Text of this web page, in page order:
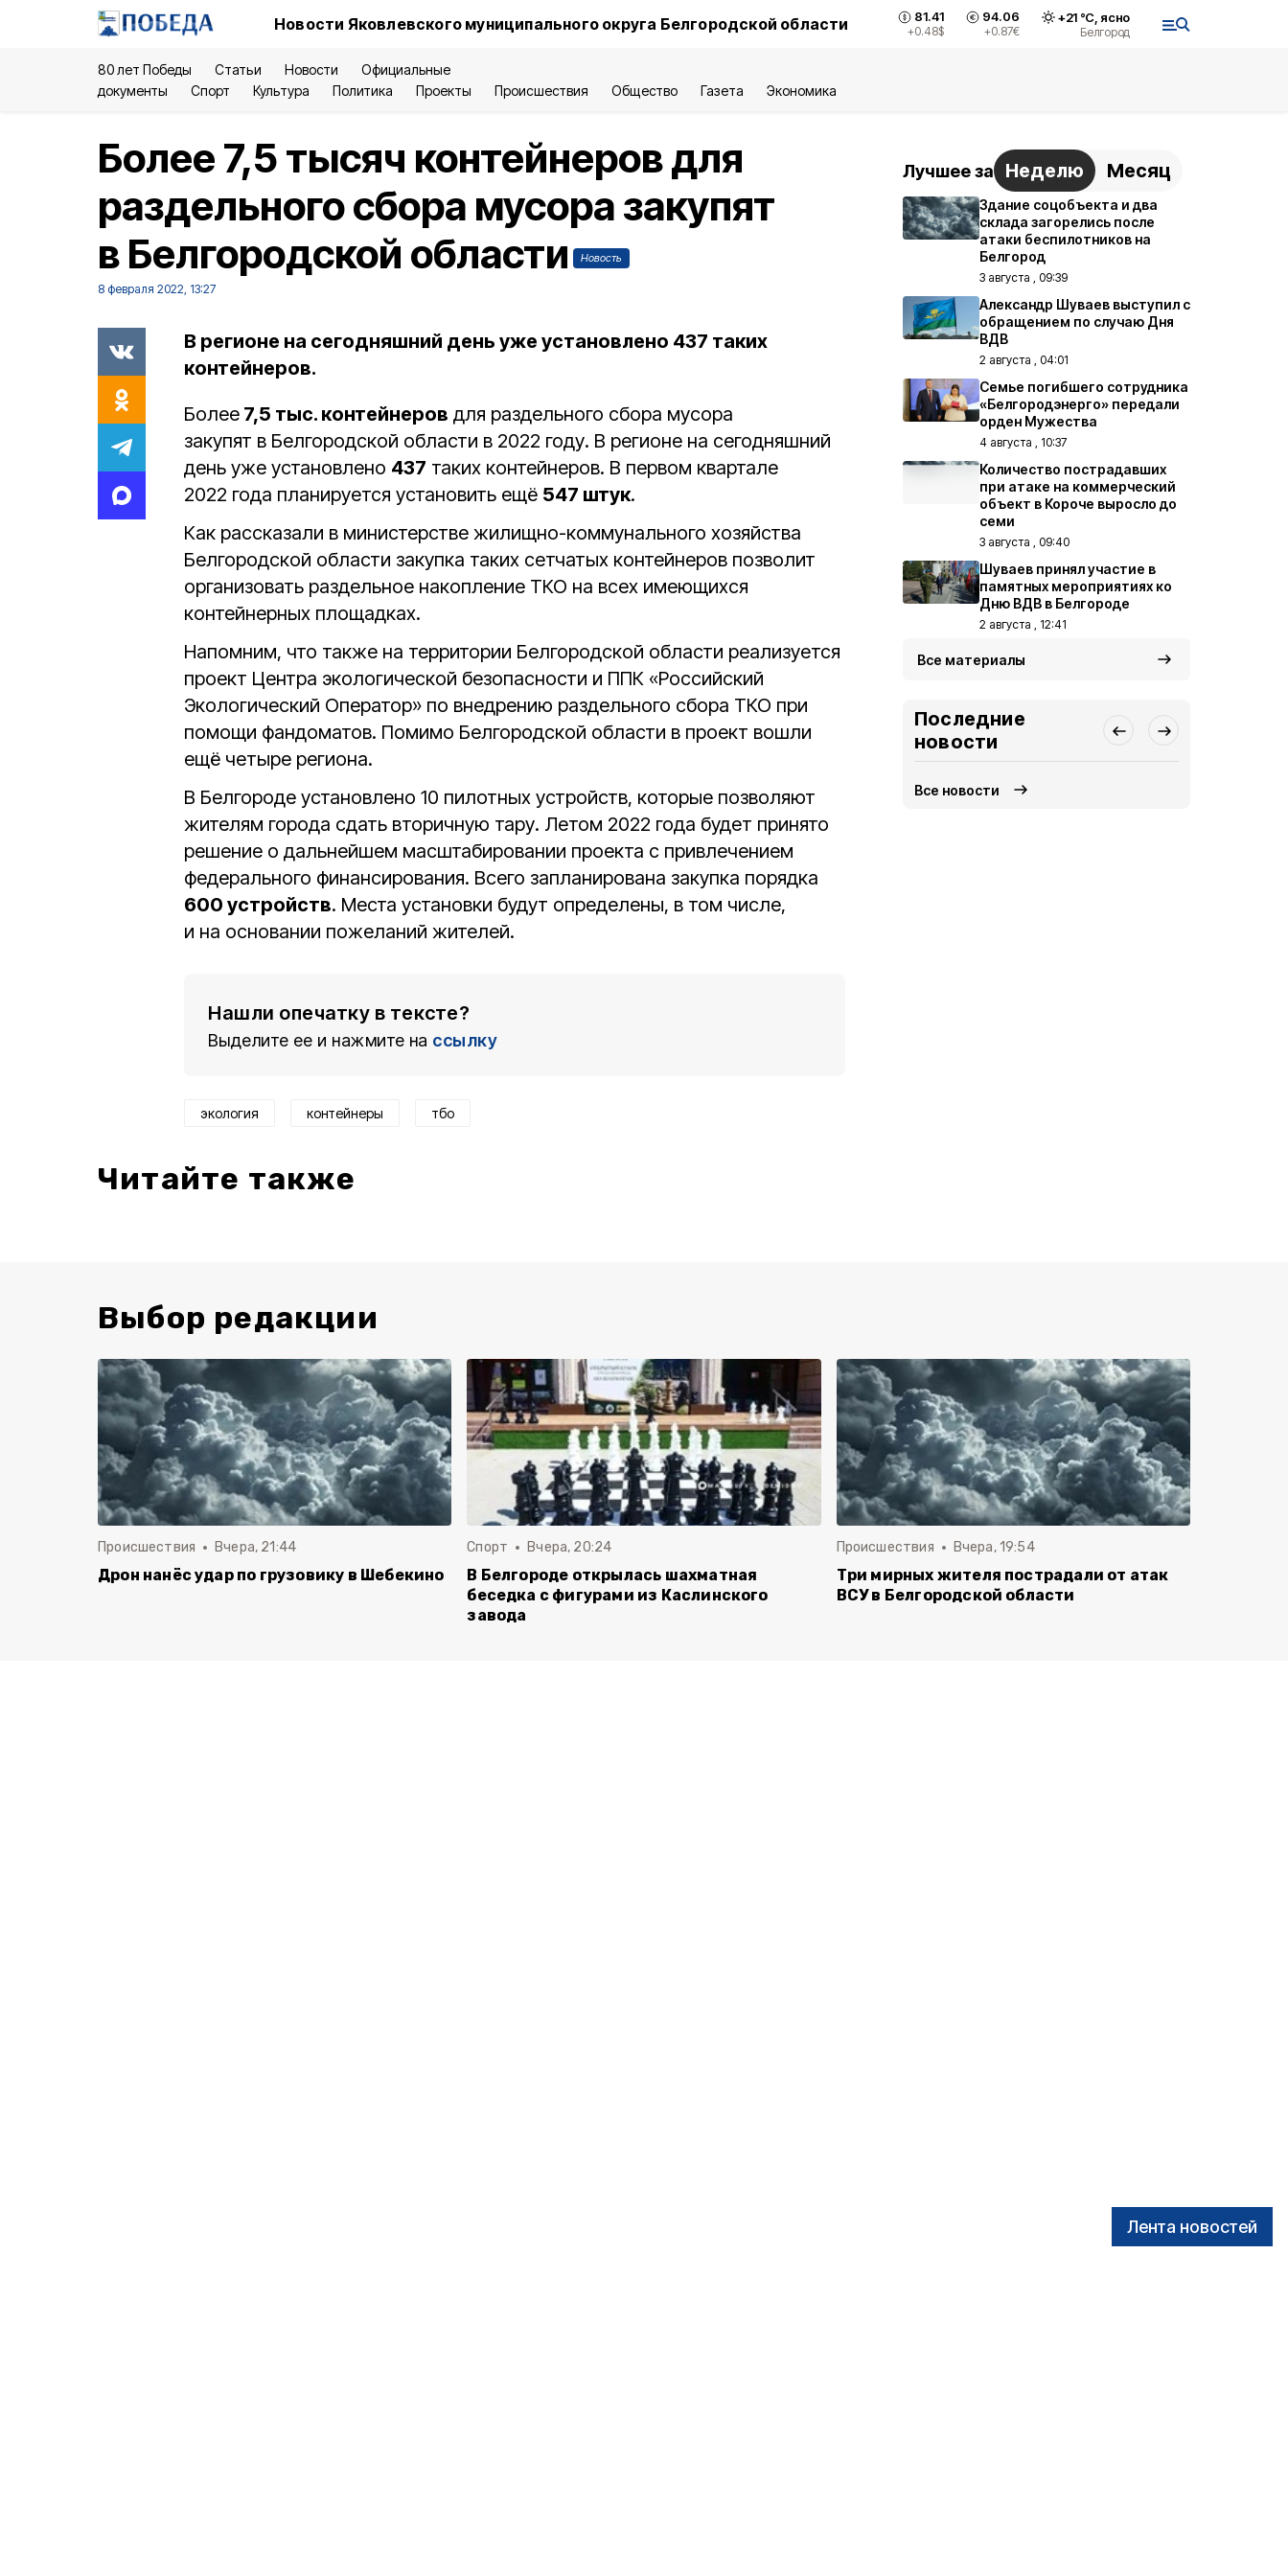
Новости Яковлевского муниципального округа Белгородской области 81.41
+0.48$
94.06
+0.87€
+21°С, ясно
Белгород
80 лет Победы Статьи Новости
Официальные
документы
Спорт Культура Политика Проекты Происшествия Общество Газета Экономика
Лента новостей
Более 7,5 тысяч контейнеров для
раздельного сбора мусора закупят
в Белгородской области
Новость
8 февраля 2022, 13:27
В регионе на сегодняшний день уже установлено 437 таких
контейнеров.
Более 7,5 тыс. контейнеров для раздельного сбора мусора
закупят в Белгородской области в 2022 году. В регионе на сегодняшний
день уже установлено 437 таких контейнеров. В первом квартале
2022 года планируется установить ещё 547 штук.
Как рассказали в министерстве жилищно-коммунального хозяйства
Белгородской области закупка таких сетчатых контейнеров позволит
организовать раздельное накопление ТКО на всех имеющихся
контейнерных площадках.
Напомним, что также на территории Белгородской области реализуется
проект Центра экологической безопасности и ППК «Российский
Экологический Оператор» по внедрению раздельного сбора ТКО при
помощи фандоматов. Помимо Белгородской области в проект вошли
ещё четыре региона.
В Белгороде установлено 10 пилотных устройств, которые позволяют
жителям города сдать вторичную тару. Летом 2022 года будет принято
решение о дальнейшем масштабировании проекта с привлечением
федерального финансирования. Всего запланирована закупка порядка
600 устройств. Места установки будут определены, в том числе,
и на основании пожеланий жителей.
Нашли опечатку в тексте?
Выделите ее и нажмите на ссылку
экология контейнеры тбо
Читайте также
Лучшее за Неделю Месяц
Здание соцобъекта и два
склада загорелись после
атаки беспилотников на
Белгород
3 августа , 09:39
Александр Шуваев выступил с
обращением по случаю Дня
ВДВ
2 августа , 04:01
Семье погибшего сотрудника
«Белгородэнерго» передали
орден Мужества
4 августа , 10:37
Количество пострадавших
при атаке на коммерческий
объект в Короче выросло до
семи
3 августа , 09:40
Шуваев принял участие в
памятных мероприятиях ко
Дню ВДВ в Белгороде
2 августа , 12:41
Все материалы
Последние
новости
Все новости
Выбор редакции
Происшествия Вчера, 21:44
Дрон нанёс удар по грузовику в Шебекино
Спорт Вчера, 20:24
В Белгороде открылась шахматная
беседка с фигурами из Каслинского
завода
Происшествия Вчера, 19:54
Три мирных жителя пострадали от атак
ВСУ в Белгородской области